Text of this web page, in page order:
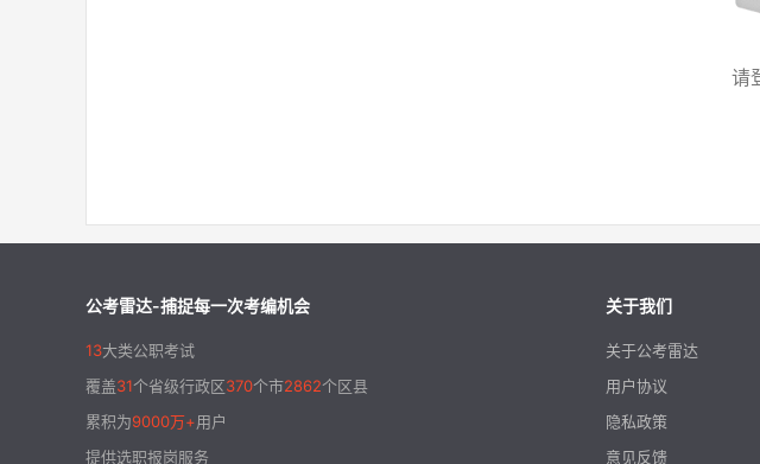
请
公考雷达-捕捉每一次考编机会
13大类公职考试
覆盖31个省级行政区370个市2862个区县
累积为9000万+用户
提供选职报岗服务
关于我们
关于公考雷达
用户协议
隐私政策
意见反馈